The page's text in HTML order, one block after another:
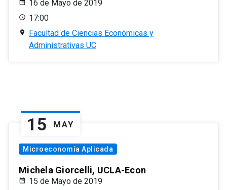
16 de Mayo de 2019
17:00
Facultad de Ciencias Económicas y
Administrativas UC
15 MAY
Microeconomía Aplicada
Michela Giorcelli, UCLA-Econ
15 de Mayo de 2019